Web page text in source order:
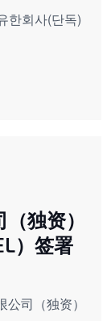
한회사(단독)
独资）
）签署
司（独资）